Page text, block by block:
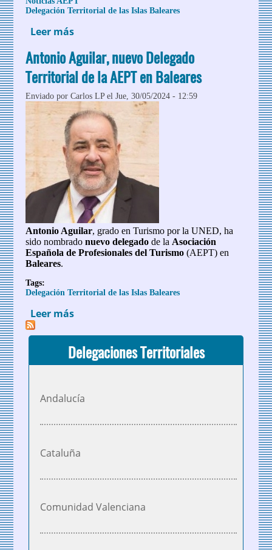
Delegación Territorial de las Islas Baleares
Leer más sobre Reunión del Delegado de AEPT en
Cultura y Deportes
Antonio Aguilar, nuevo Delegado
Territorial de la AEPT en Baleares
Enviado porCarlos LPel Jue, 30/05/2024 - 12:59
Antonio Aguilar, grado en Turismo por la UNED, ha
sido nombradonuevo delegado de la Asociación
Española de Profesionales del Turismo (AEPT) en
Baleares.
Tags:
Delegación Territorial de las Islas Baleares
Leer más sobre Antonio Aguilar, nuevo Delegado
Delegaciones Territoriales
Andalucía
Cataluña
Comunidad Valenciana